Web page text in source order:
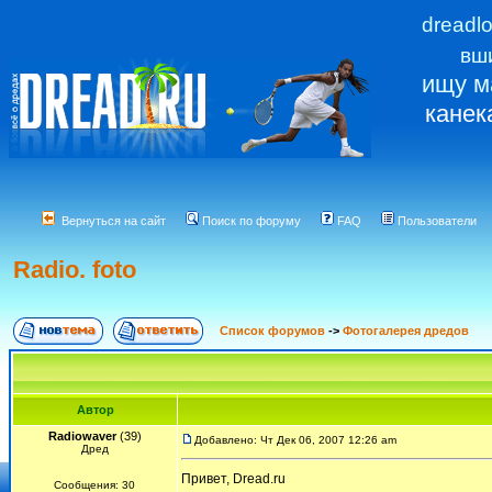
ищу
Вернуться на сайт Поиск по форуму FAQ Пользователи
Radio. foto
Список форумов -> Фотогалерея дредов
Автор
Radiowaver(39)
Дред
Сообщения: 30
Добавлено: Чт Дек 06, 2007 12:26 am
Привет, Dread.ru